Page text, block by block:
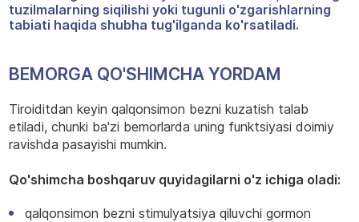
tuzilmalarning siqilishi yoki tugunli o'zgarishlarning
tabiati haqida shubha tug'ilganda ko'rsatiladi.
BEMORGA QO'SHIMCHA YORDAM
Tiroiditdan keyin qalqonsimon bezni kuzatish talab
etiladi, chunki ba'zi bemorlarda uning funktsiyasi doimiy
ravishda pasayishi mumkin.
Qo'shimcha boshqaruv quyidagilarni o'z ichiga oladi:
qalqonsimon bezni stimulyatsiya qiluvchi gormon